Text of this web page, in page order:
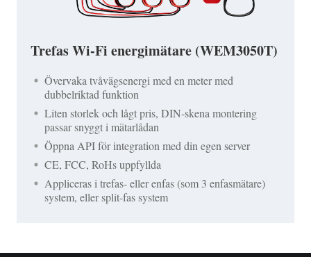
Trefas Wi-Fi energimätare (WEM3050T)
Övervaka tvåvägsenergi med en meter med
dubbelriktad funktion
Liten storlek och lågt pris, DIN-skena montering
passar snyggt i mätarlådan
Öppna API för integration med din egen server
CE, FCC, RoHs uppfyllda
Appliceras i trefas- eller enfas (som 3 enfasmätare)
system, eller split-fas system